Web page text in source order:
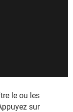
le ou les
sur